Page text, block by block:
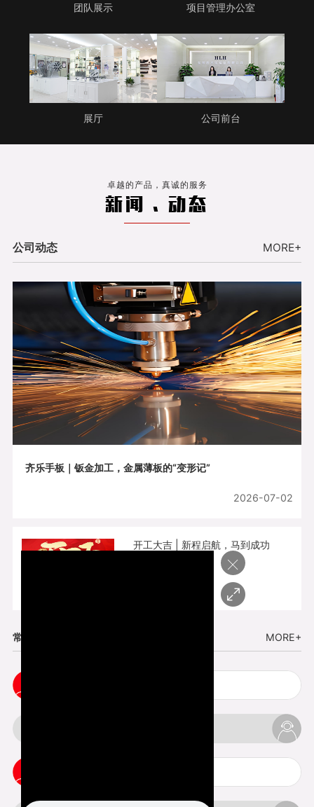
团队展示 项目管理办公室
展厅 公司前台
卓越的产品，真诚的服务
新闻 . 动态
公司动态 MORE+
齐乐手板｜钣金加工，金属薄板的“变形记”
2026-07-02
开工大吉 | 新程启航，马到成功
常见问题 MORE+
×